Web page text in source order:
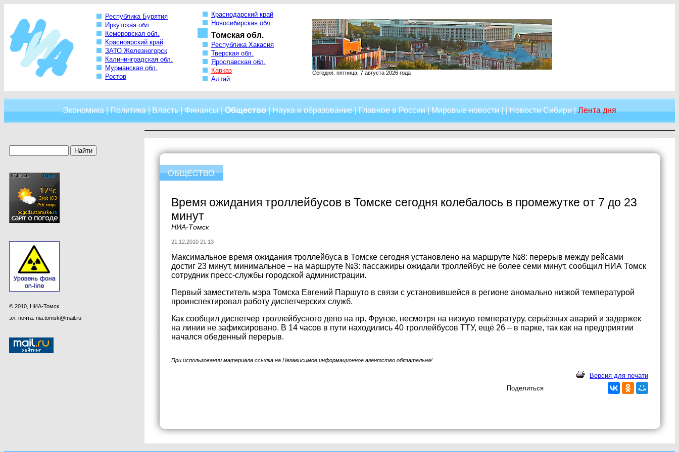
Республика Бурятия
Иркутская обл.
Кемеровская обл.
Красноярский край
ЗАТО Железногорск
Калининградская обл.
Мурманская обл.
Ростов
Краснодарский край
Новосибирская обл.
Томская обл.
Республика Хакасия
Тверская обл.
Ярославская обл.
Кавказ
Алтай
Сегодня: пятница, 7 августа 2026 года
Экономика|Политика|Власть|Финансы|Общество|Наука и образование|Главное в России|Мировые новости| |Новости Сибири|Лента дня
© 2010, НИА-Томск
эл. почта: nia.tomsk@mail.ru
Время ожидания троллейбусов в Томске сегодня колебалось в промежутке от 7 до 23
минут
НИА-Томск
21.12.2010 21:13
Максимальное время ожидания троллейбуса в Томске сегодня установлено на маршруте №8: перерыв между рейсами
достиг 23 минут, минимальное – на маршруте №3: пассажиры ожидали троллейбус не более семи минут, сообщил НИА Томск
сотрудник пресс-службы городской администрации.
Первый заместитель мэра Томска Евгений Паршуто в связи с установившейся в регионе аномально низкой температурой
проинспектировал работу диспетчерских служб.
Как сообщил диспетчер троллейбусного депо на пр. Фрунзе, несмотря на низкую температуру, серьёзных аварий и задержек
на линии не зафиксировано. В 14 часов в пути находились 40 троллейбусов ТТУ, ещё 26 – в парке, так как на предприятии
начался обеденный перерыв.
При использовании материала ссылка на Независимое информационное агентство обязательна!
Версия для печати
Поделиться